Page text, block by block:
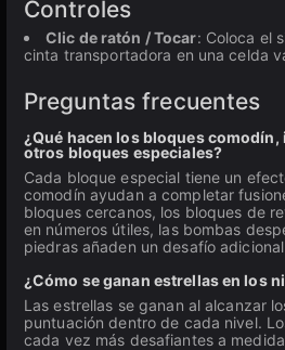
Controles
Clic de ratón / Tocar: Coloca el
cinta transportadora en una celda
Preguntas frecuentes
¿Qué hacen los bloques
otros bloques especiales?
Cada bloque especial tiene un
comodín ayudan a completar
bloques cercanos, los bloques de
en números útiles, las bombas
piedras añaden un desafío
¿Cómo se ganan estrellas en los
Las estrellas se ganan al alcanzar
puntuación dentro de cada nivel.
cada vez más desafiantes a